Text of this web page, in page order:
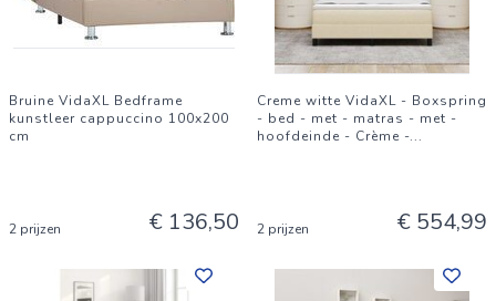
SKU: 869783
Brand: vidaXL
Bruine VidaXL Bedframe
kunstleer cappuccino 100x200
cm
2 prijzen € 136,50
Creme witte VidaXL - Boxspring
- bed - met - matras - met -
hoofdeinde - Crème -...
2 prijzen € 554,99